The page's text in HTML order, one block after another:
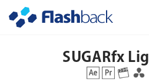
SUGARfx
対応プラットフォーム